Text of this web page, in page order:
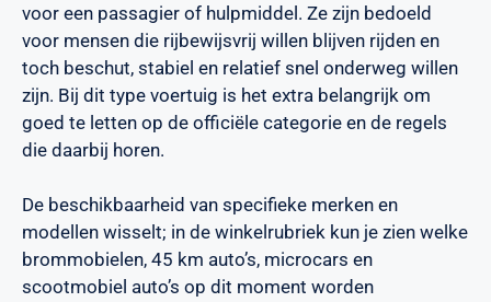
voor een passagier of hulpmiddel. Ze zijn bedoeld
voor mensen die rijbewijsvrij willen blijven rijden en
toch beschut, stabiel en relatief snel onderweg willen
zijn. Bij dit type voertuig is het extra belangrijk om
goed te letten op de officiële categorie en de regels
die daarbij horen.
De beschikbaarheid van specifieke merken en
modellen wisselt; in de winkelrubriek kun je zien welke
brommobielen, 45 km auto’s, microcars en
scootmobiel auto’s op dit moment worden